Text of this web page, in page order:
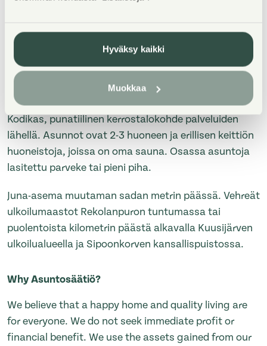
Hyväksy kaikki
Muokkaa
Property Introduction
Kodikas, punatiilinen kerrostalokohde palveluiden
lähellä. Asunnot ovat 2-3 huoneen ja erillisen keittiön
huoneistoja, joissa on oma sauna. Osassa asuntoja
lasitettu parveke tai pieni piha.
Juna-asema muutaman sadan metrin päässä. Vehreät
ulkoilumaastot Rekolanpuron tuntumassa tai
puolentoista kilometrin päästä alkavalla Kuusijärven
ulkoilualueella ja Sipoonkorven kansallispuistossa.
Why Asuntosäätiö?
We believe that a happy home and quality living are
for everyone. We do not seek immediate profit or
financial benefit. We use the assets gained from our